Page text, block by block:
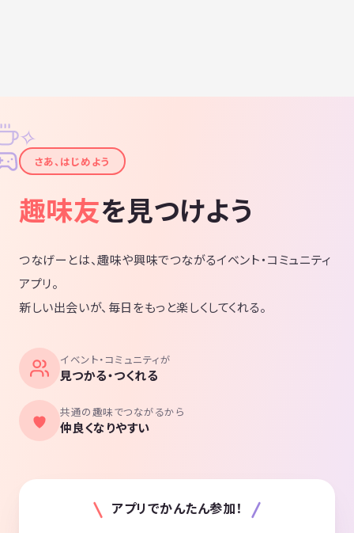
✦
✧
さあ、はじめよう
趣味友を見つけよう
つなげーとは、趣味や興味でつながるイベント・コミュニティ
アプリ。
新しい出会いが、毎日をもっと楽しくしてくれる。
イベント・コミュニティが
見つかる・つくれる
共通の趣味でつながるから
仲良くなりやすい
アプリでかんたん参加！